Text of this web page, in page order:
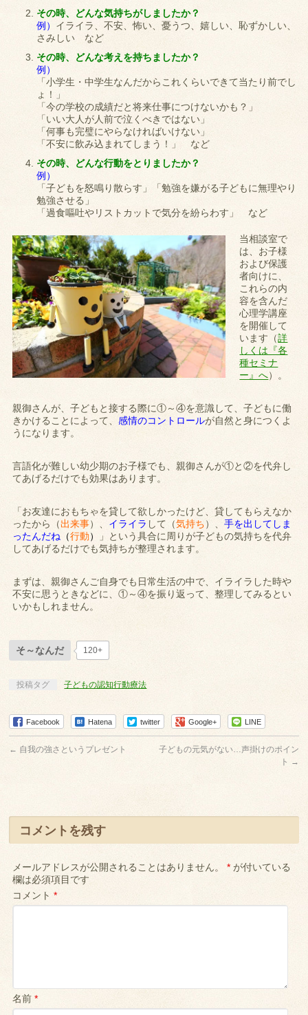
その時、どんな気持ちがしましたか？
例） イライラ、不安、怖い、憂うつ、嬉しい、恥ずかしい、
さみしい など
その時、どんな考えを持ちましたか？
例）
「小学生・中学生なんだからこれくらいできて当たり前でし
ょ！」
「今の学校の成績だと将来仕事につけないかも？」
「いい大人が人前で泣くべきではない」
「何事も完璧にやらなければいけない」
「不安に飲み込まれてしまう！」 など
その時、どんな行動をとりましたか？
例）
「子どもを怒鳴り散らす」「勉強を嫌がる子どもに無理やり
勉強させる」
「過食嘔吐やリストカットで気分を紛らわす」 など
当相談室で
は、お子様
および保護
者向けに、
これらの内
容を含んだ
心理学講座
を開催して
います（詳
しくは『各
種セミナ
ー』へ）。
親御さんが、子どもと接する際に①～④を意識して、子どもに働
きかけることによって、感情のコントロールが自然と身につくよ
うになります。
言語化が難しい幼少期のお子様でも、親御さんが①と②を代弁し
てあげるだけでも効果はあります。
「お友達におもちゃを貸して欲しかったけど、貸してもらえなか
ったから（出来事）、 イライラ して（気持ち）、手を出してしま
ったんだね （行動）
」という具合に周りが子どもの気持ちを代弁
してあげるだけでも気持ちが整理されます。
まずは、親御さんご自身でも日常生活の中で、イライラした時や
不安に思うときなどに、①～④を振り返って、整理してみるとい
いかもしれません。
そ～なんだ 120+
投稿タグ 子どもの認知行動療法
Facebook Hatena twitter Google+ LINE
← 自我の強さというプレゼント
子どもの元気がない…声掛けのポイン
ト →
コメントを残す
メールアドレスが公開されることはありません。 * が付いている
欄は必須項目です
コメント*
名前*